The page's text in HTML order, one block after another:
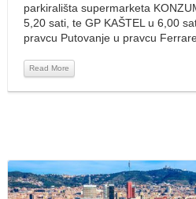
parkirališta supermarketa
5,20 sati, te GP KAŠTEL u 6,00
pravcu Putovanje u pravcu
Read More
Read More